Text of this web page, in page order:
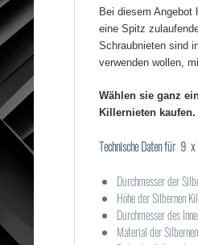
Bei diesem
eine Spitz
Schraubnieten sind
verwenden wollen,
Wählen sie ganz
Killernieten kaufen.
Technische Daten für 9 x
Durchmesser der
Höhe der Silbernen
Durchmesser des
Material der